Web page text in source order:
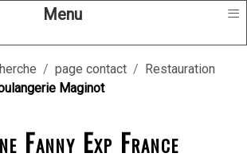
Menu ≡
page contact
Restauration
Maginot
Fanny Exp France